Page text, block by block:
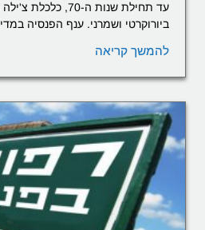
עד תחילת שנות ה-
ביורוקרטי ושמרני. ענף הפנסיה
להמשך קריאה